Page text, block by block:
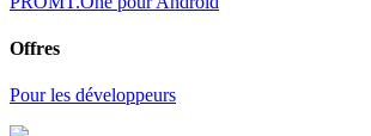
Offres
Pour les développeurs